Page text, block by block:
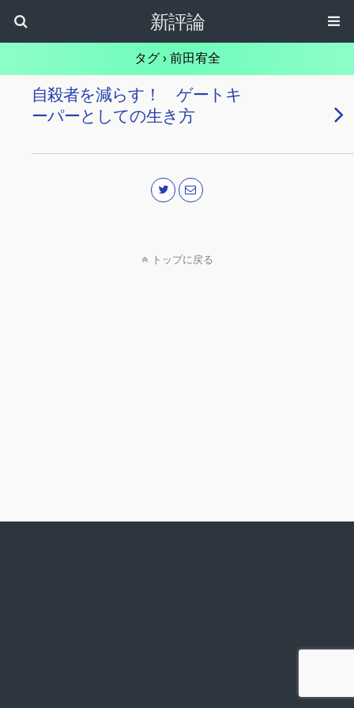
新評論
タグ › 前田宥全
自殺者を減らす！ ゲートキ
ーパーとしての生き方
トップに戻る